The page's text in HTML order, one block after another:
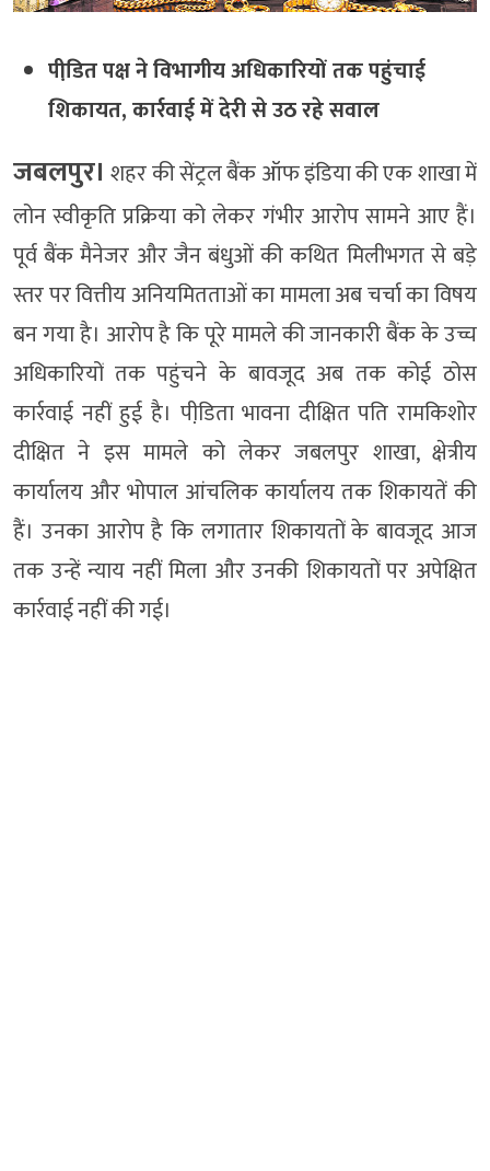
पीडि़त पक्ष ने विभागीय अधिकारियों तक पहुंचाई
शिकायत, कार्रवाई में देरी से उठ रहे सवाल
जबलपुर। शहर की सेंट्रल बैंक ऑफ इंडिया की एक शाखा में
लोन स्वीकृति प्रक्रिया को लेकर गंभीर आरोप सामने आए हैं।
पूर्व बैंक मैनेजर और जैन बंधुओं की कथित मिलीभगत से बड़े
स्तर पर वित्तीय अनियमितताओं का मामला अब चर्चा का विषय
बन गया है। आरोप है कि पूरे मामले की जानकारी बैंक के उच्च
अधिकारियों तक पहुंचने के बावजूद अब तक कोई ठोस
कार्रवाई नहीं हुई है। पीडि़ता भावना दीक्षित पति रामकिशोर
दीक्षित ने इस मामले को लेकर जबलपुर शाखा, क्षेत्रीय
कार्यालय और भोपाल आंचलिक कार्यालय तक शिकायतें की
हैं। उनका आरोप है कि लगातार शिकायतों के बावजूद आज
तक उन्हें न्याय नहीं मिला और उनकी शिकायतों पर अपेक्षित
कार्रवाई नहीं की गई।